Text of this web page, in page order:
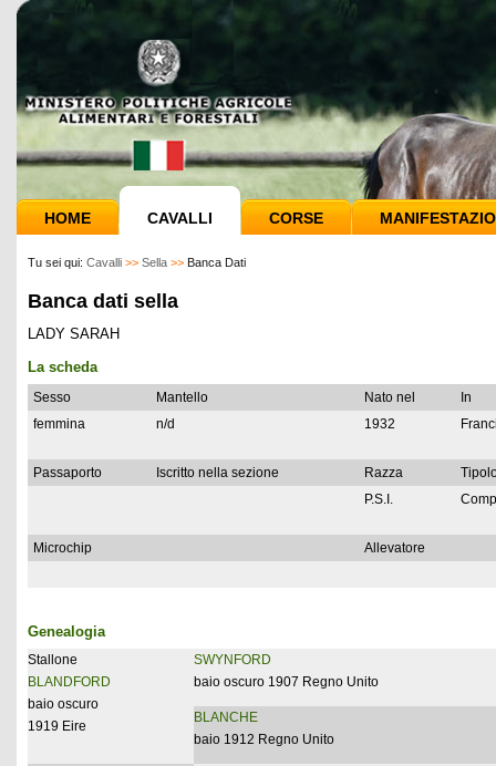
HOME CAVALLI CORSE
Tu sei qui: Cavalli >> Sella >> Banca Dati
Banca dati sella
LADY SARAH
La scheda
Sesso Mantello Nato nel
In
femmina
n/d 1932
Passaporto Iscritto nella sezione Razza
P.S.I.
Microchip Allevatore
Genealogia
Stallone
BLANDFORD
baio oscuro
1919 Eire
SWYNFORD
baio oscuro 1907 Regno Unito
BLANCHE
baio 1912 Regno Unito